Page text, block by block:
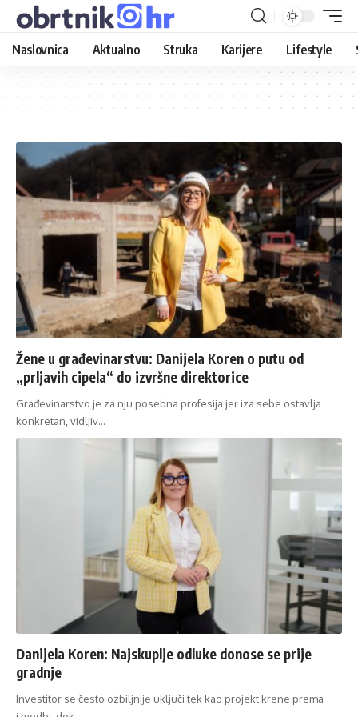
Naslovnica Aktualno Struka Karijere Lifestyle
Žene u građevinarstvu: Danijela Koren o putu od
„prljavih cipela“ do izvršne direktorice
Građevinarstvo je za nju posebna profesija jer iza sebe ostavlja
konkretan, vidljiv…
Danijela Koren: Najskuplje odluke donose se prije
gradnje
Investitor se često ozbiljnije uključi tek kad projekt krene prema